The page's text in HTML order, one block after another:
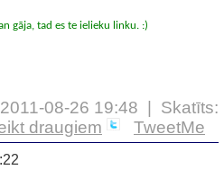
gāja, tad es te ielieku linku. :)
08-26 19:48 | Skatīts:
draugiem TweetMe